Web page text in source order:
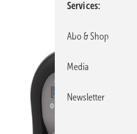
Services
Abo & Shop
Media
Newsletter